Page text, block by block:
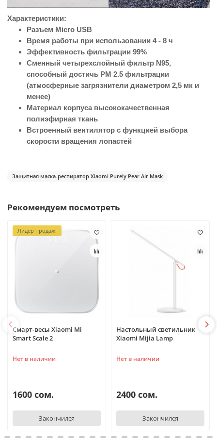
Характеристики:
Разъем Micro USB
Время работы при использовании 4 - 8 ч
Эффективность фильтрации 99%
Сменный четырехслойный фильтр N95,
способный достичь PM 2.5 фильтрации
(атмосферные загрязнители диаметром 2,5 мк и
менее)
Материал корпуса высококачественная
полиэфирная ткань
Встроенный вентилятор с функцией выбора
скорости вращения лопастей
Защитная маска-респиратор Xiaomi Purely Pear Air Mask
Рекомендуем посмотреть
Лидер продаж!
Смарт-весы Xiaomi Mi
Smart Scale 2
Нет в наличии
1600 сом.
Закончился
Настольный светильник
Xiaomi Mijia Lamp
Нет в наличии
2400 сом.
Закончился